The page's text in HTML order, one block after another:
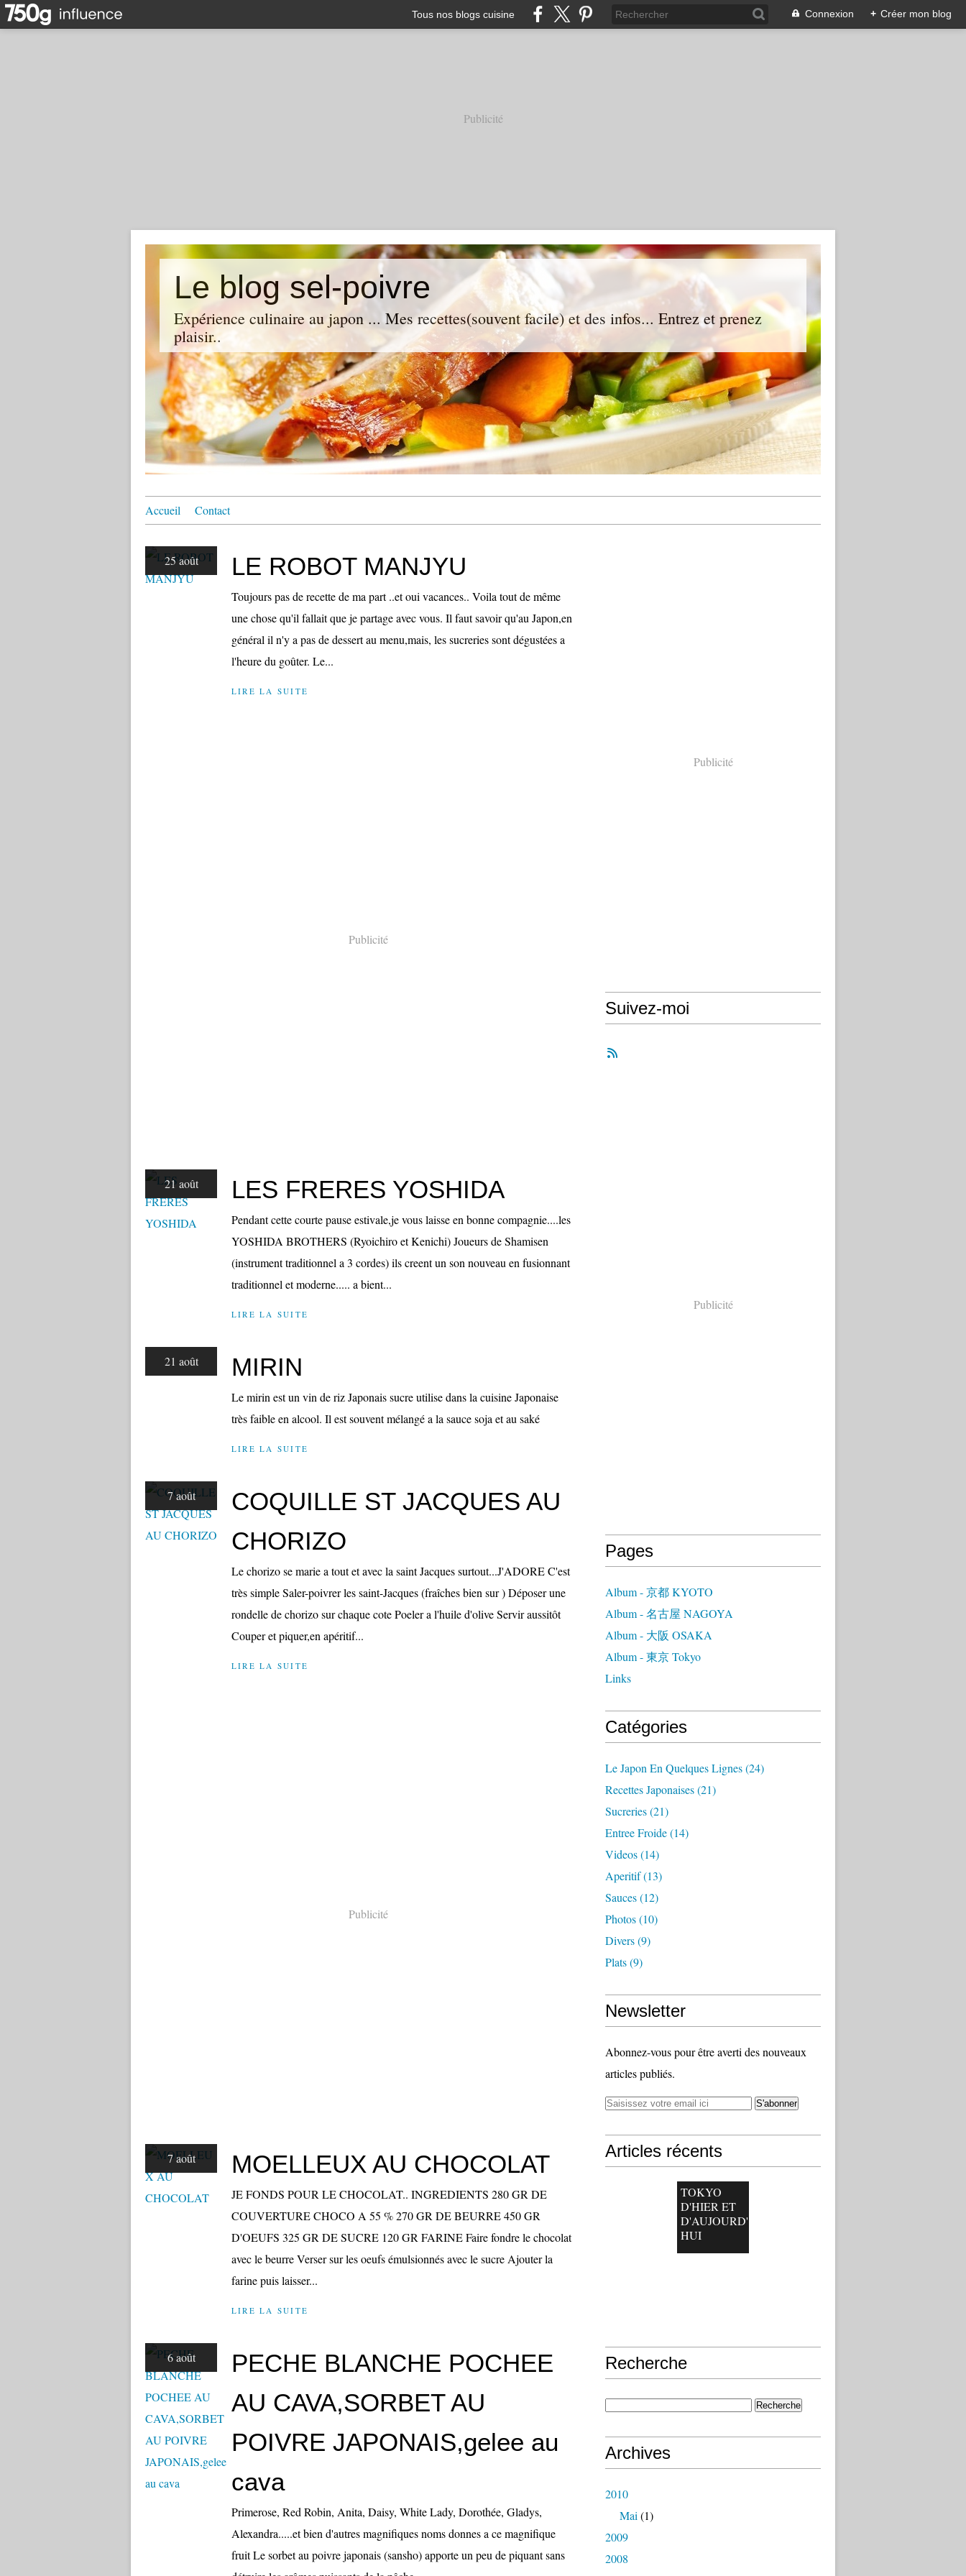
Tous nos blogs cuisine Connexion + Créer mon blog
Publicité
Le blog sel-poivre
Expérience culinaire au japon ... Mes recettes(souvent facile) et des infos... Entrez et prenez
plaisir..
Accueil Contact
25 août LE ROBOT MANJYU
Toujours pas de recette de ma part ..et oui vacances.. Voila tout de même
une chose qu'il fallait que je partage avec vous. Il faut savoir qu'au Japon,en
général il n'y a pas de dessert au menu,mais, les sucreries sont dégustées a
l'heure du goûter. Le...
LIRE LA SUITE
Publicité
21 août LES FRERES YOSHIDA
Pendant cette courte pause estivale,je vous laisse en bonne compagnie....les
YOSHIDA BROTHERS (Ryoichiro et Kenichi) Joueurs de Shamisen
(instrument traditionnel a 3 cordes) ils creent un son nouveau en fusionnant
traditionnel et moderne..... a bient...
LIRE LA SUITE
21 août MIRIN
Le mirin est un vin de riz Japonais sucre utilise dans la cuisine Japonaise
très faible en alcool. Il est souvent mélangé a la sauce soja et au saké
LIRE LA SUITE
7 août
COQUILLE ST JACQUES AU
CHORIZO
Le chorizo se marie a tout et avec la saint Jacques surtout...J'ADORE C'est
très simple Saler-poivrer les saint-Jacques (fraîches bien sur ) Déposer une
rondelle de chorizo sur chaque cote Poeler a l'huile d'olive Servir aussitôt
Couper et piquer,en apéritif...
LIRE LA SUITE
Publicité
7 août MOELLEUX AU CHOCOLAT
JE FONDS POUR LE CHOCOLAT.. INGREDIENTS 280 GR DE
COUVERTURE CHOCO A 55 % 270 GR DE BEURRE 450 GR
D'OEUFS 325 GR DE SUCRE 120 GR FARINE Faire fondre le chocolat
avec le beurre Verser sur les oeufs émulsionnés avec le sucre Ajouter la
farine puis laisser...
LIRE LA SUITE
6 août
PECHE BLANCHE POCHEE
AU CAVA,SORBET AU
POIVRE JAPONAIS,gelee au
cava
Primerose, Red Robin, Anita, Daisy, White Lady, Dorothée, Gladys,
Alexandra.....et bien d'autres magnifiques noms donnes a ce magnifique
fruit Le sorbet au poivre japonais (sansho) apporte un peu de piquant sans
Publicité
Suivez-moi
Publicité
Pages
Album - 京都 KYOTO
Album - 名古屋 NAGOYA
Album - 大阪 OSAKA
Album - 東京 Tokyo
Links
Catégories
Le Japon En Quelques Lignes(24)
Recettes Japonaises(21)
Sucreries(21)
Entree Froide(14)
Videos(14)
Aperitif(13)
Sauces(12)
Photos(10)
Divers(9)
Plats(9)
Newsletter
Abonnez-vous pour être averti des nouveaux
articles publiés.
Articles récents
TOKYO
D'HIER ET
D'AUJOURD'
HUI
Recherche
Archives
2010
Mai (1)
2009
2008